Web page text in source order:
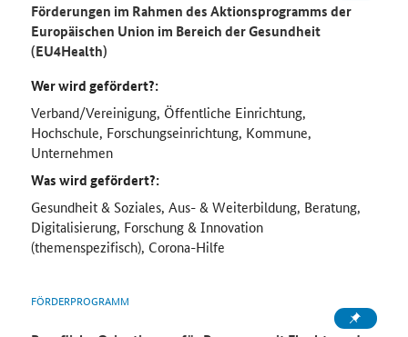
Förderungen im Rahmen des Aktionsprogramms der
Europäischen Union im Bereich der Gesundheit
(EU4Health)
Wer wird gefördert?:
Verband/Vereinigung, Öffentliche Einrichtung,
Hochschule, Forschungseinrichtung, Kommune,
Unternehmen
Was wird gefördert?:
Gesundheit & Soziales, Aus- & Weiterbildung, Beratung,
Digitalisierung, Forschung & Innovation
(themenspezifisch), Corona-Hilfe
FÖRDERPROGRAMM